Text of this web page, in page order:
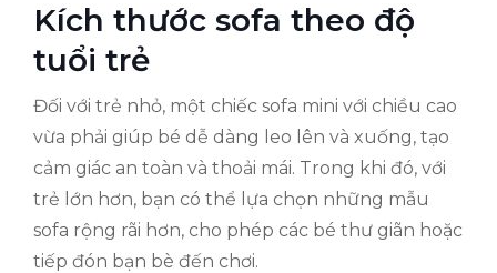
Kích thước sofa theo độ
tuổi trẻ
Đối với trẻ nhỏ, một chiếc sofa mini với chiều cao
vừa phải giúp bé dễ dàng leo lên và xuống, tạo
cảm giác an toàn và thoải mái. Trong khi đó, với
trẻ lớn hơn, bạn có thể lựa chọn những mẫu
sofa rộng rãi hơn, cho phép các bé thư giãn hoặc
tiếp đón bạn bè đến chơi.